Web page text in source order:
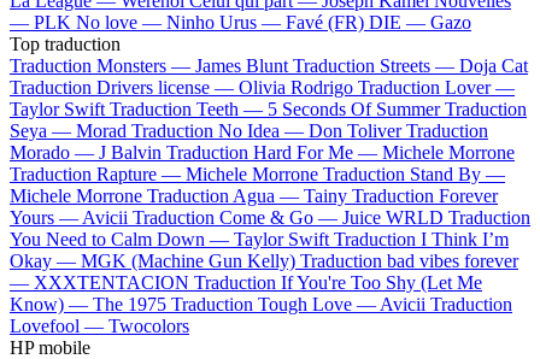
— PLK No love — Ninho Urus — Favé (FR) DIE — Gazo
Top traduction
Traduction Monsters — James Blunt Traduction Streets — Doja Cat
Traduction Drivers license — Olivia Rodrigo Traduction Lover —
Taylor Swift Traduction Teeth — 5 Seconds Of Summer Traduction
Seya — Morad Traduction No Idea — Don Toliver Traduction
Morado — J Balvin Traduction Hard For Me — Michele Morrone
Traduction Rapture — Michele Morrone Traduction Stand By —
Michele Morrone Traduction Agua — Tainy Traduction Forever
Yours — Avicii Traduction Come & Go — Juice WRLD Traduction
You Need to Calm Down — Taylor Swift Traduction I Think I’m
Okay — MGK (Machine Gun Kelly) Traduction bad vibes forever
— XXXTENTACION Traduction If You're Too Shy (Let Me
Know) — The 1975 Traduction Tough Love — Avicii Traduction
Lovefool — Twocolors
HP mobile